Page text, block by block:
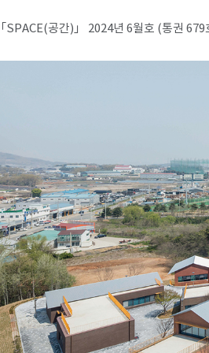
「SPACE(공간)」 2024년 6월호 (통권